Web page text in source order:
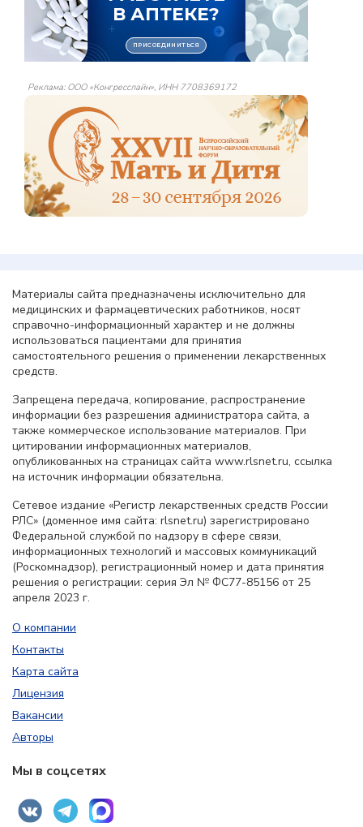
Реклама: ООО «Конгресслайн», ИНН 7708369172
Материалы сайта предназначены исключительно для
медицинских и фармацевтических работников, носят
справочно-информационный характер и не должны
использоваться пациентами для принятия
самостоятельного решения о применении лекарственных
средств.
Запрещена передача, копирование, распространение
информации без разрешения администратора сайта, а
также коммерческое использование материалов. При
цитировании информационных материалов,
опубликованных на страницах сайта www.rlsnet.ru, ссылка
на источник информации обязательна.
Сетевое издание «Регистр лекарственных средств России
РЛС» (доменное имя сайта: rlsnet.ru) зарегистрировано
Федеральной службой по надзору в сфере связи,
информационных технологий и массовых коммуникаций
(Роскомнадзор), регистрационный номер и дата принятия
решения о регистрации: серия Эл № ФС77-85156 от 25
апреля 2023 г.
О компании
Контакты
Карта сайта
Лицензия
Вакансии
Авторы
Мы в соцсетях